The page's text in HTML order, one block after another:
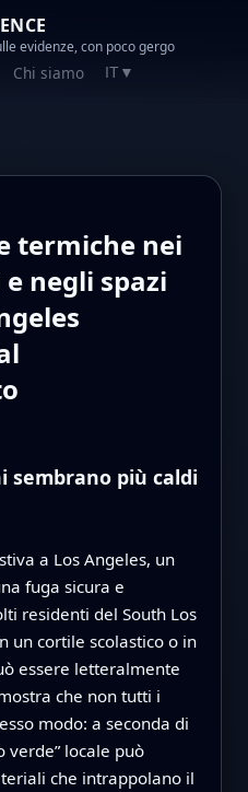
evidenze, con poco gergo
Chi siamo IT ▼
termiche nei
negli spazi
sembrano più caldi
a Los Angeles, un
fuga sicura e
residenti del South Los
un cortile scolastico o in
essere letteralmente
che non tutti i
modo: a seconda di
verde” locale può
che intrappolano il